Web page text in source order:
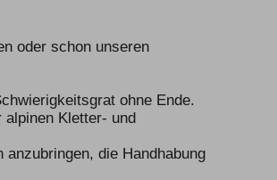
oder schon unseren
ohne Ende.
alpinen Kletter- und
die Handhabung